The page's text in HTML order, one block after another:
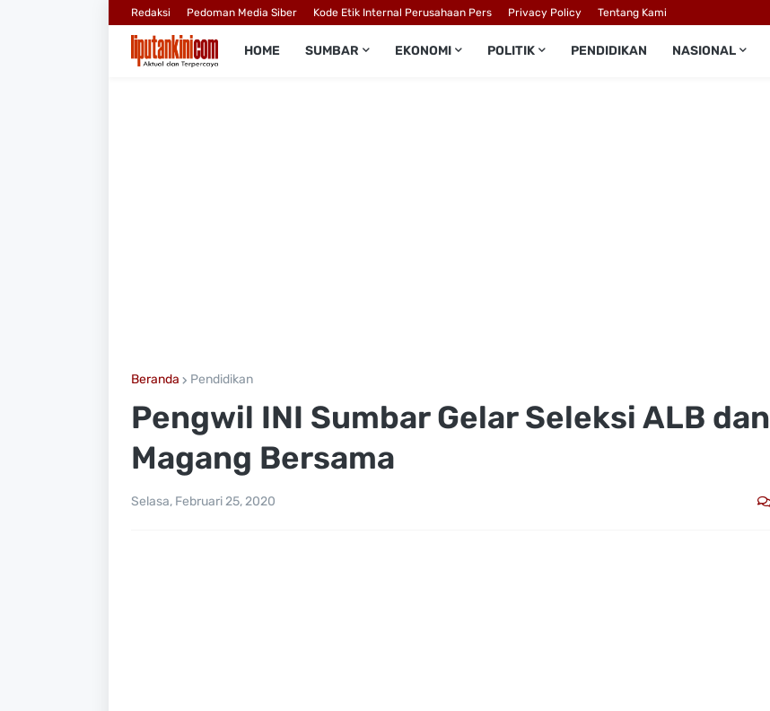
Redaksi Pedoman Media Siber Kode Etik Internal Perusahaan Pers Privacy Policy Tentang Kami
HOME SUMBAR EKONOMI POLITIK PENDIDIKAN NASIONAL
Beranda Pendidikan
Pengwil INI Sumbar Gelar Seleksi ALB dan
Magang Bersama
Selasa, Februari 25, 2020